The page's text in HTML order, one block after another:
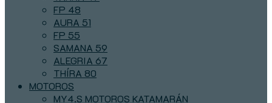
FP 48
AURA 51
FP 55
SAMANA 59
ALEGRIA 67
THÍRA 80
MOTOROS
MY4.S MOTOROS KATAMARÁN